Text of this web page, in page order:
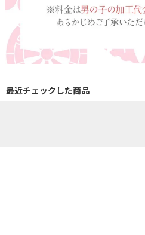
最近チェックした商品